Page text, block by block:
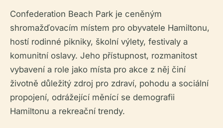
Confederation Beach Park je ceněným
shromažďovacím místem pro obyvatele Hamiltonu,
hostí rodinné pikniky, školní výlety, festivaly a
komunitní oslavy. Jeho přístupnost, rozmanitost
vybavení a role jako místa pro akce z něj činí
životně důležitý zdroj pro zdraví, pohodu a sociální
propojení, odrážející měnící se demografii
Hamiltonu a rekreační trendy.